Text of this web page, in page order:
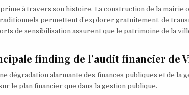
à travers son histoire. La construction de la mairie
permettent d’explorer gratuitement, de
de sensibilisation assurent que le patrimoine de la
finding de l’audit financier de
dégradation alarmante des finances publiques et de la
le plan financier que dans la gestion publique.